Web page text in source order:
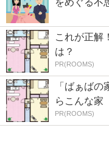
これが正解
は？
PR(ROOMS)
「ばぁば
らこんな家
PR(ROOMS)